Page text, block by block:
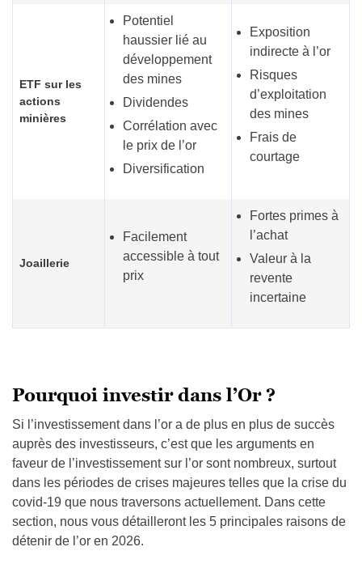
ETF sur les
actions
minières
Potentiel
haussier lié au
développement
des mines
Dividendes
Corrélation avec
le prix de l’or
Diversification
Exposition
indirecte à l’or
Risques
d’exploitation
des mines
Frais de
courtage
Joaillerie
Facilement
accessible à tout
prix
Fortes primes à
l’achat
Valeur à la
revente
incertaine
Pourquoi investir dans l’Or ?
Si l’investissement dans l’or a de plus en plus de succès
auprès des investisseurs, c’est que les arguments en
faveur de l’investissement sur l’or sont nombreux, surtout
dans les périodes de crises majeures telles que la crise du
covid-19 que nous traversons actuellement. Dans cette
section, nous vous détailleront les 5 principales raisons de
détenir de l’or en 2026.